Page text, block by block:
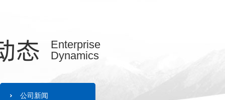
态
Enterprise
Dynamics
公司新闻